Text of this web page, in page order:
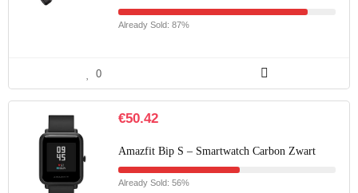
Already Sold: 87%
0
€50.42
Amazfit Bip S – Smartwatch Carbon Zwart
Already Sold: 56%